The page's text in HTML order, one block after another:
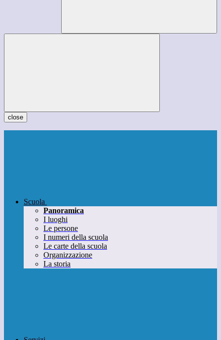
close
Scuola
Panoramica
I luoghi
Le persone
I numeri della scuola
Le carte della scuola
Organizzazione
La storia